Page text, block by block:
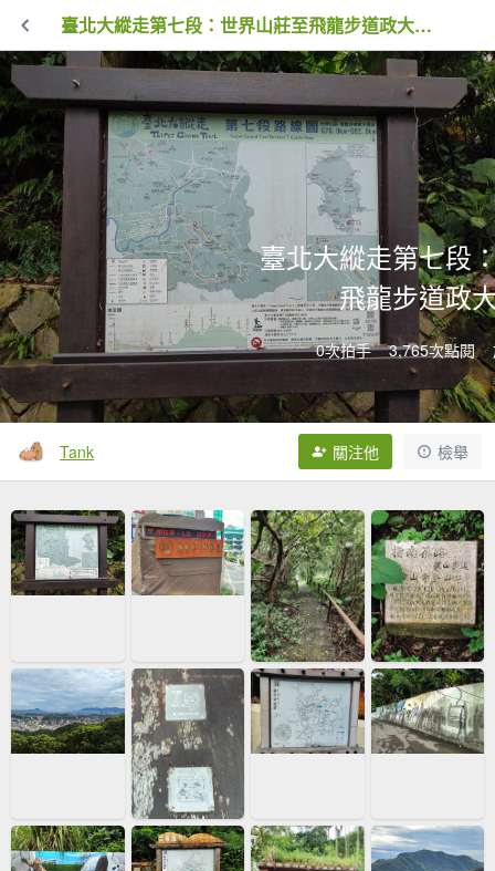
臺北大縱走第七段：世界山莊至飛龍步道政大後山
臺北大縱走第七段
飛龍步道政
0次拍手 3,765次點閱
Tank 關注他 檢舉